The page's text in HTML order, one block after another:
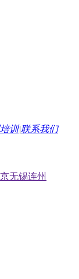
训|联系我们
无锡连州